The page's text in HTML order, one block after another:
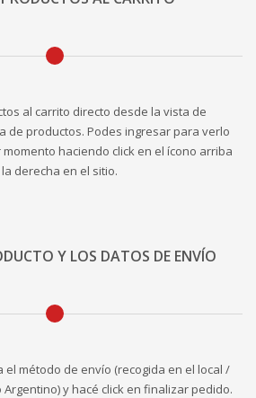
al carrito directo desde la vista de
de productos. Podes ingresar para verlo
haciendo click en el ícono arriba
la derecha en el sitio.
Y LOS DATOS DE ENVÍO
el método de envío (recogida en el local /
y hacé click en finalizar pedido.